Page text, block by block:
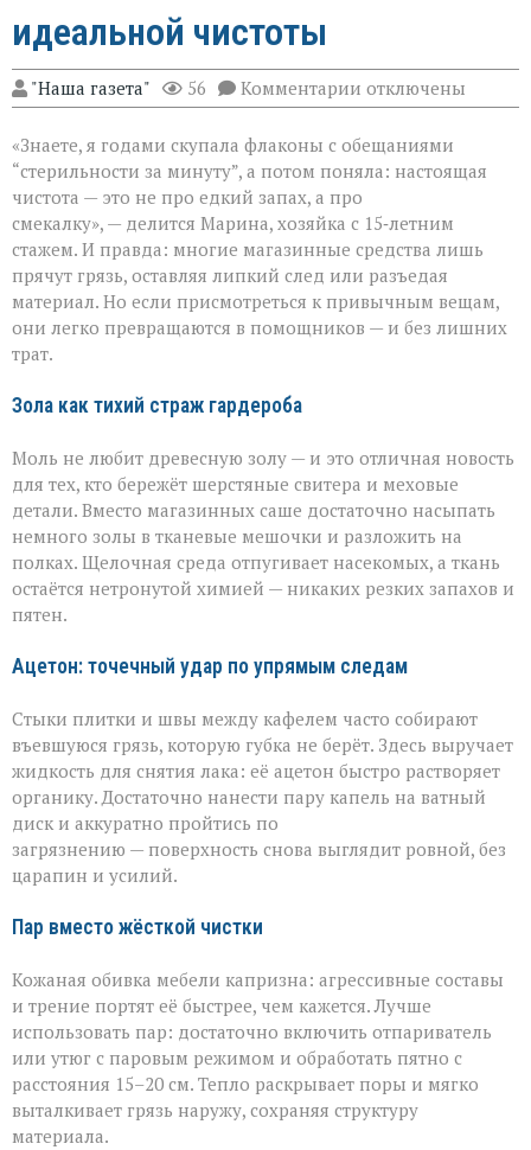
идеальной чистоты
"Наша газета" 56 Комментарии к
записи
бытовая
химия
хитрости
для
идеальной
чистоты
отключены
«Знаете, я годами скупала флаконы с обещаниями
“стерильности за минуту”, а потом поняла: настоящая
чистота — это не про едкий запах, а про
смекалку», — делится Марина, хозяйка с 15‑летним
стажем. И правда: многие магазинные средства лишь
прячут грязь, оставляя липкий след или разъедая
материал. Но если присмотреться к привычным вещам,
они легко превращаются в помощников — и без лишних
трат.
Зола как тихий страж гардероба
Моль не любит древесную золу — и это отличная новость
для тех, кто бережёт шерстяные свитера и меховые
детали. Вместо магазинных саше достаточно насыпать
немного золы в тканевые мешочки и разложить на
полках. Щелочная среда отпугивает насекомых, а ткань
остаётся нетронутой химией — никаких резких запахов и
пятен.
Ацетон: точечный удар по упрямым следам
Стыки плитки и швы между кафелем часто собирают
въевшуюся грязь, которую губка не берёт. Здесь выручает
жидкость для снятия лака: её ацетон быстро растворяет
органику. Достаточно нанести пару капель на ватный
диск и аккуратно пройтись по
загрязнению — поверхность снова выглядит ровной, без
царапин и усилий.
Пар вместо жёсткой чистки
Кожаная обивка мебели капризна: агрессивные составы
и трение портят её быстрее, чем кажется. Лучше
использовать пар: достаточно включить отпариватель
или утюг с паровым режимом и обработать пятно с
расстояния 15–20 см. Тепло раскрывает поры и мягко
выталкивает грязь наружу, сохраняя структуру
материала.